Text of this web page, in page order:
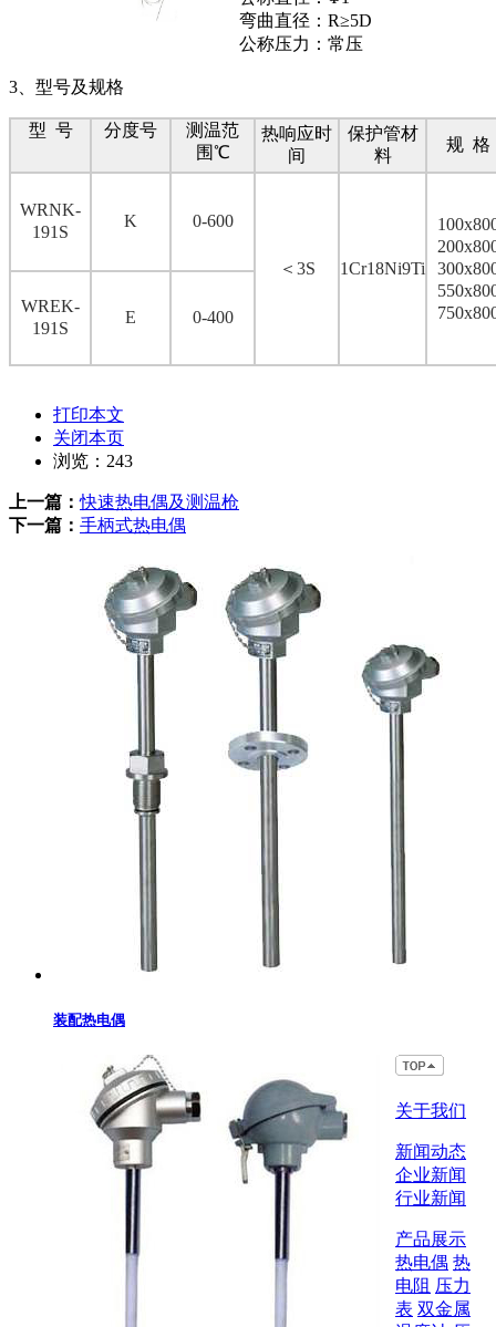
弯曲直径：R≥5D
公称压力：常压
3、型号及规格
型 号 分度号
测温范
围℃
热响应时
间
保护管材
料
规 格
WRNK-
191S
K 0-600
＜3S 1Cr18Ni9Ti
WREK-
191S
E 0-400
打印本文
关闭本页
浏览： 243
上一篇：快速热电偶及测温枪
下一篇： 手柄式热电偶
装配热电偶
关于我们
新闻动态
企业新闻
行业新闻
产品展示
热电偶 热
电阻 压力
表 双金属